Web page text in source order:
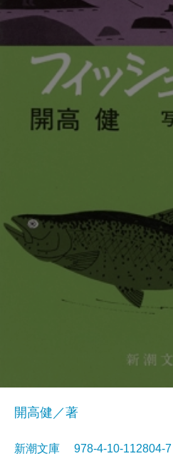
開高健／著
新潮文庫 978-4-10-